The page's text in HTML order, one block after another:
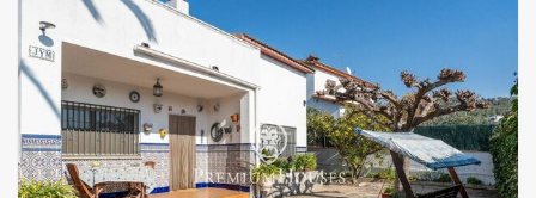
двуспальной кроватью и полностью оборудованная
ванная комната, занимающая весь этаж. На первом этаже
находится ночная зона. Он состоит из ванной комнаты с
собственной гардеробной, двух спален с двуспальными
кроватями и полностью оборудованной ванной комнаты. У
дома есть парковка во дворе у входа. Сдача дома
запланирована на первый квартал 2025 года. Район Мас-
Альба отличается близостью к природному парку Гарраф